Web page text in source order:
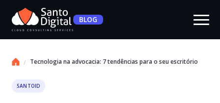
BLOG
Tecnologia na advocacia: 7 tendências para o seu escritório
SANTOID